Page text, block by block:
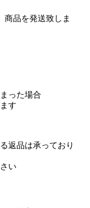
品を発送致しま
った場合
す
返品は承っており
い